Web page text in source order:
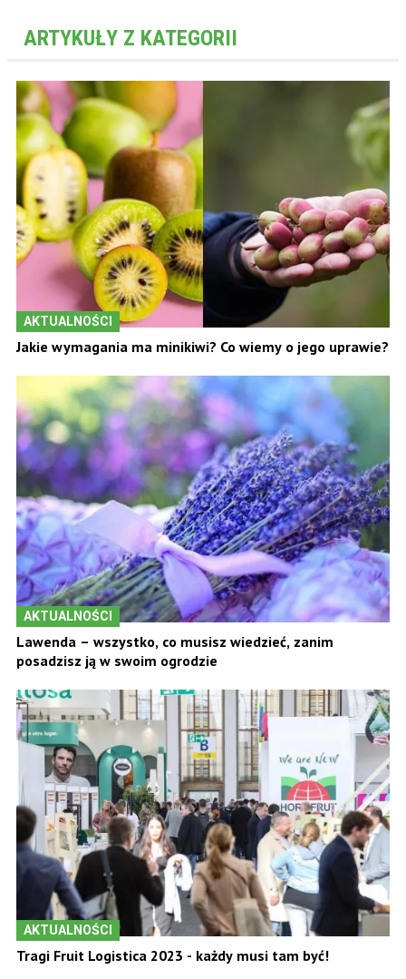
ARTYKUŁY Z KATEGORII
AKTUALNOŚCI
Jakie wymagania ma minikiwi? Co wiemy o jego uprawie?
AKTUALNOŚCI
Lawenda – wszystko, co musisz wiedzieć, zanim
posadzisz ją w swoim ogrodzie
AKTUALNOŚCI
Tragi Fruit Logistica 2023 - każdy musi tam być!